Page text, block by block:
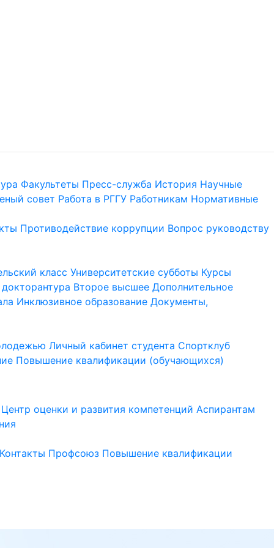
Факультеты Пресс-служба История Научные
совет Работа в РГГУ Работникам Нормативные
Противодействие коррупции Вопрос руководству
класс Университетские субботы Курсы
Второе высшее Дополнительное
Инклюзивное образование Документы,
Личный кабинет студента Спортклуб
Повышение квалификации (обучающихся)
Центр оценки и развития компетенций Аспирантам
Контакты Профсоюз Повышение квалификации